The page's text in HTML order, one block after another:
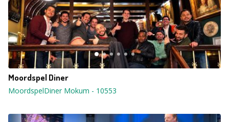
Moordspel Diner
MoordspelDiner Mokum - 10553